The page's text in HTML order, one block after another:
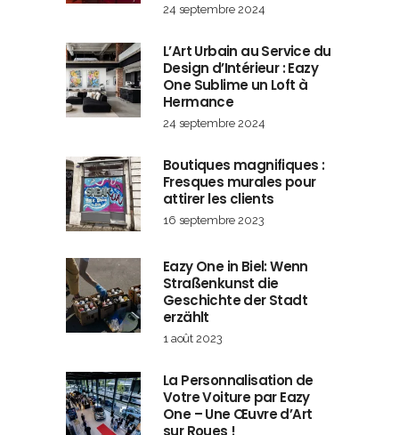
24 septembre 2024
L’Art Urbain au Service du
Design d’Intérieur : Eazy
One Sublime un Loft à
Hermance
24 septembre 2024
Boutiques magnifiques :
Fresques murales pour
attirer les clients
16 septembre 2023
Eazy One in Biel: Wenn
Straßenkunst die
Geschichte der Stadt
erzählt
1 août 2023
La Personnalisation de
Votre Voiture par Eazy
One – Une Œuvre d’Art